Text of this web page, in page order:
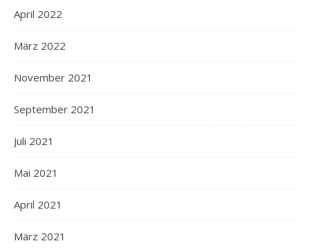
April 2022
März 2022
November 2021
September 2021
Juli 2021
Mai 2021
April 2021
März 2021